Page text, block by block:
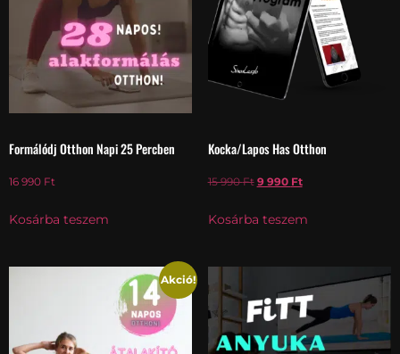
Formálódj Otthon Napi 25 Percben
16 990 Ft
Kosárba teszem
Kocka/Lapos Has Otthon
15 990Ft 9 990 Ft
Kosárba teszem
Akció!